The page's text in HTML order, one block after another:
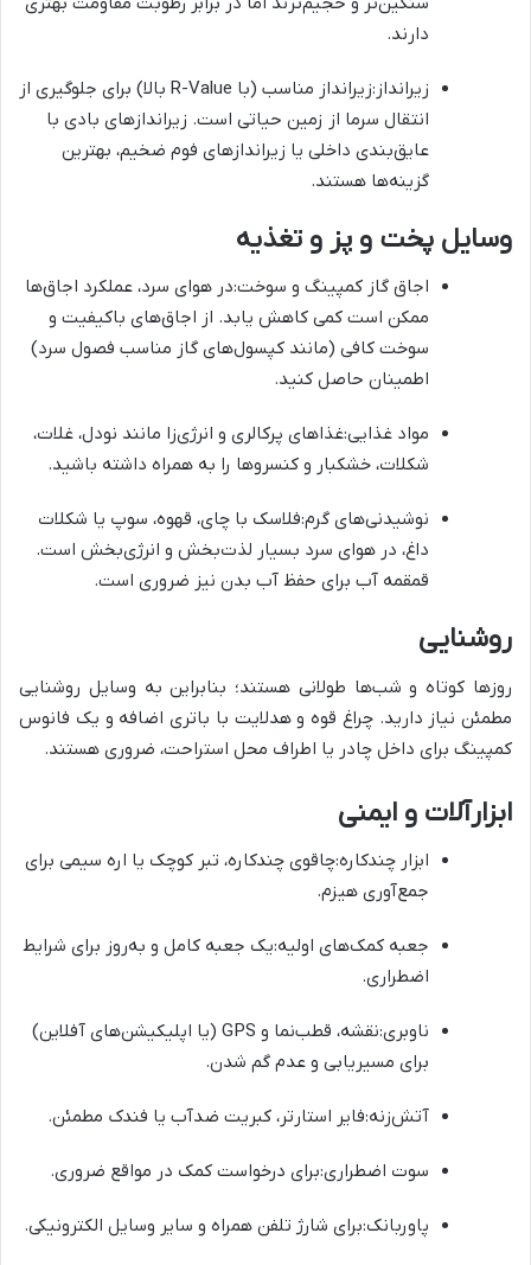
دارند.
زیرانداز:زیرانداز مناسب (با R-Value بالا) برای جلوگیری از
انتقال سرما از زمین حیاتی است. زیراندازهای بادی با
عایق‌بندی داخلی یا زیراندازهای فوم ضخیم، بهترین
گزینه‌ها هستند.
وسایل پخت و پز و تغذیه
اجاق گاز کمپینگ و سوخت:در هوای سرد، عملکرد اجاق‌ها
ممکن است کمی کاهش یابد. از اجاق‌های باکیفیت و
سوخت کافی (مانند کپسول‌های گاز مناسب فصول سرد)
اطمینان حاصل کنید.
مواد غذایی:غذاهای پرکالری و انرژی‌زا مانند نودل، غلات،
شکلات، خشکبار و کنسروها را به همراه داشته باشید.
نوشیدنی‌های گرم:فلاسک با چای، قهوه، سوپ یا شکلات
داغ، در هوای سرد بسیار لذت‌بخش و انرژی‌بخش است.
قمقمه آب برای حفظ آب بدن نیز ضروری است.
روشنایی
روزها کوتاه و شب‌ها طولانی هستند؛ بنابراین به وسایل روشنایی
مطمئن نیاز دارید. چراغ قوه و هدلایت با باتری اضافه و یک فانوس
کمپینگ برای داخل چادر یا اطراف محل استراحت، ضروری هستند.
ابزارآلات و ایمنی
ابزار چندکاره:چاقوی چندکاره، تبر کوچک یا اره سیمی برای
جمع‌آوری هیزم.
جعبه کمک‌های اولیه:یک جعبه کامل و به‌روز برای شرایط
اضطراری.
ناوبری:نقشه، قطب‌نما و GPS (یا اپلیکیشن‌های آفلاین)
برای مسیریابی و عدم گم شدن.
آتش‌زنه:فایر استارتر، کبریت ضدآب یا فندک مطمئن.
سوت اضطراری:برای درخواست کمک در مواقع ضروری.
پاوربانک:برای شارژ تلفن همراه و سایر وسایل الکترونیکی.